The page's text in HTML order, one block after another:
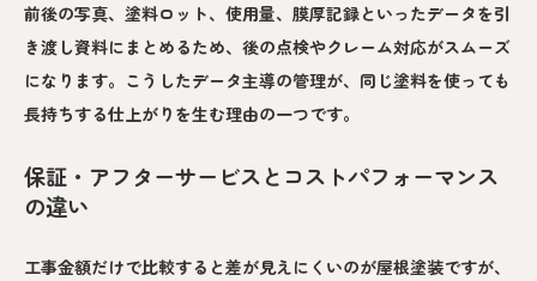
前後の写真、塗料ロット、使用量、膜厚記録といったデータを引
き渡し資料にまとめるため、後の点検やクレーム対応がスムーズ
になります。こうしたデータ主導の管理が、同じ塗料を使っても
長持ちする仕上がりを生む理由の一つです。
保証・アフターサービスとコストパフォーマンス
の違い
工事金額だけで比較すると差が見えにくいのが屋根塗装ですが、